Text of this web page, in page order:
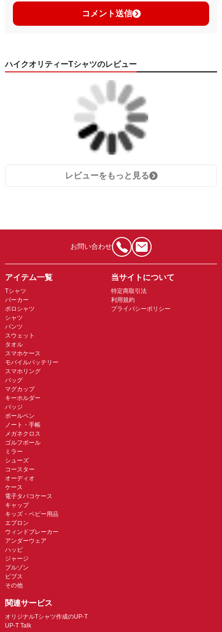
コメント送信
ハイクオリティーTシャツのレビュー
レビューをもっと見る
お問い合わせ
アイテム一覧
Tシャツ
パーカー
ポロシャツ
シャツ
パンツ
スウェット
タオル
スマホケース
モバイルバッテリー
スマホリング
バッグ
マグカップ
キーホルダー
バッジ
ボールペン
ノート・手帳
メガネクロス
ゴルフボール
ミラー
シューズ
コースター
オーディオ
ケース
電子タバコケース
キャップ
キッズ・ベビー用品
エプロン
ウィンドブレーカー
アンダーウェア
ハッピ
ジャージ
ブルゾン
ビブス
その他
当サイトについて
特定商取引法
利用規約
プライバシーポリシー
関連サービス
オリジナルTシャツ作成のUP-T
UP-T Talk